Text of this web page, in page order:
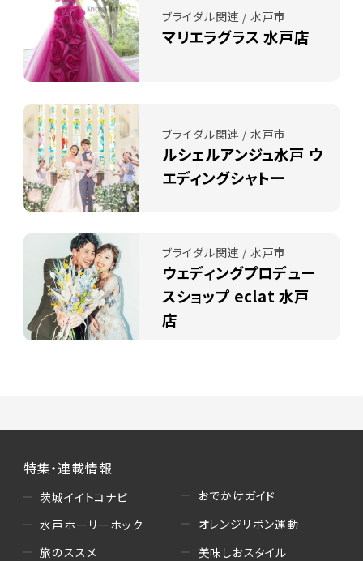
ブライダル関連 / 水戸市
マリエラグラス 水戸店
ブライダル関連 / 水戸市
ルシェルアンジュ水戸 ウ
エディングシャトー
ブライダル関連 / 水戸市
ウェディングプロデュー
スショップ eclat 水戸
店
特集・連載情報
茨城イイトコナビ
水戸ホーリーホック
旅のススメ
おでかけガイド
オレンジリボン運動
美味しおスタイル